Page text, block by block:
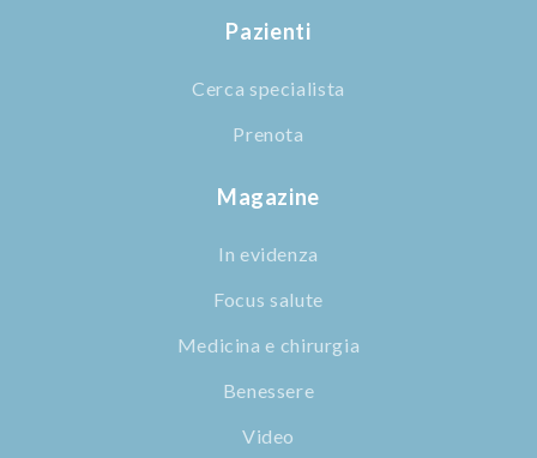
Pazienti
Cerca specialista
Prenota
Magazine
In evidenza
Focus salute
Medicina e chirurgia
Benessere
Video